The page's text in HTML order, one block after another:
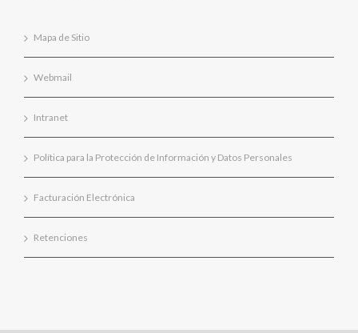
Mapa de Sitio
Webmail
Intranet
Política para la Protección de Información y Datos Personales
Facturación Electrónica
Retenciones